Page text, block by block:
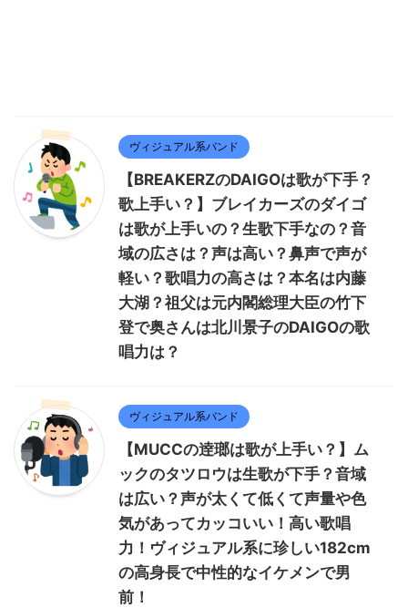
ヴィジュアル系バンド
【BREAKERZのDAIGOは歌が下手？
歌上手い？】ブレイカーズのダイゴ
は歌が上手いの？生歌下手なの？音
域の広さは？声は高い？鼻声で声が
軽い？歌唱力の高さは？本名は内藤
大湖？祖父は元内閣総理大臣の竹下
登で奥さんは北川景子のDAIGOの歌
唱力は？
ヴィジュアル系バンド
【MUCCの逹瑯は歌が上手い？】ム
ックのタツロウは生歌が下手？音域
は広い？声が太くて低くて声量や色
気があってカッコいい！高い歌唱
力！ヴィジュアル系に珍しい182cm
の高身長で中性的なイケメンで男
前！